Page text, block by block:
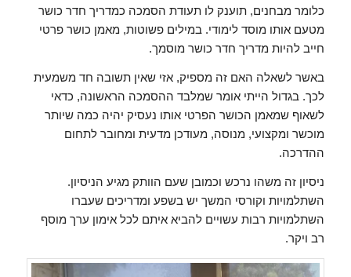
כלומר מבחנים, תוענק לו תעודת הסמכה כמדריך חדר כושר
מטעם אותו מוסד לימודי. במילים פשוטות, מאמן כושר פרטי
חייב להיות מדריך חדר כושר מוסמך.
באשר לשאלה האם זה מספיק, אזי שאין תשובה חד משמעית
לכך. בגדול הייתי אומר שמלבד ההסמכה הראשונה, כדאי
לשאוף שמאמן הכושר הפרטי אותו נעסיק יהיה כמה שיותר
מוכשר ומקצועי, מנוסה, מעודכן מדעית ומחובר לתחום
ההדרכה.
ניסיון זה משהו נרכש וכמובן שעם הוותק מגיע הניסיון.
השתלמויות וקורסי המשך יש בשפע ומדריכים שעברו
השתלמויות רבות עשויים להביא איתם לכל אימון ערך מוסף
רב ויקר.